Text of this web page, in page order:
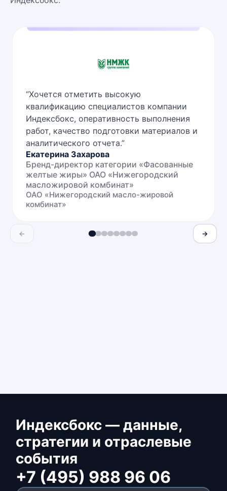
“Хочется отметить высокую
квалификацию специалистов компании
Индексбокс, оперативность выполнения
работ, качество подготовки материалов и
аналитического отчета.”
Екатерина Захарова
Бренд-директор категории «Фасованные
желтые жиры» ОАО «Нижегородский
масложировой комбинат»
ОАО «Нижегородский масло-жировой
комбинат»
← →
Индексбокс — данные,
стратегии и отраслевые
события
+7 (495) 988 96 06